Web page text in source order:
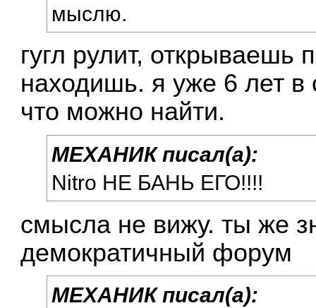
мыслю.
гугл рулит, открываешь
находишь. я уже 6 лет в
что можно найти.
МЕХАНИК писал(а):
Nitro НЕ БАНЬ ЕГО!!!!
смысла не вижу. ты же
демократичный форум
МЕХАНИК писал(а):